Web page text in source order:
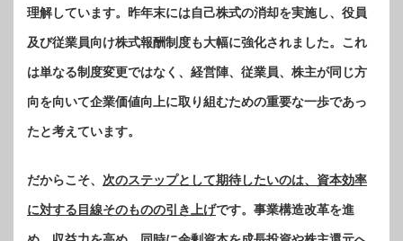
理解しています。昨年末には自己株式の消却を実施し、役員
及び従業員向け株式報酬制度も大幅に強化されました。これ
は単なる制度変更ではなく、経営陣、従業員、株主が同じ方
向を向いて企業価値向上に取り組むための重要な一歩であっ
たと考えています。
だからこそ、 次のステップとして期待したいのは、資本効率
に対する目線そのものの引き上げです。事業構造改革を進